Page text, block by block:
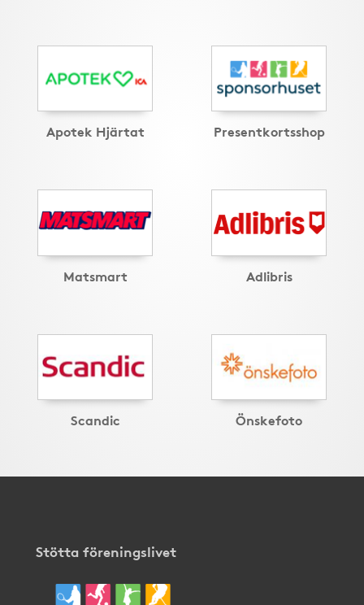
Apotek Hjärtat Presentkortsshop
Matsmart Adlibris
Scandic Önskefoto
Stötta föreningslivet